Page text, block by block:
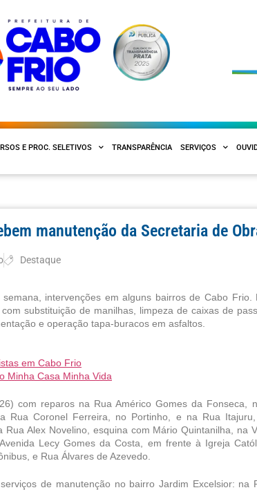
E PROC. SELETIVOS TRANSPARÊNCIA SERVIÇOS
manutenção da Secretaria de
Destaque
intervenções em alguns bairros de Cabo Frio.
substituição de manilhas, limpeza de caixas de
e operação tapa-buracos em asfaltos.
em Cabo Frio
Minha Casa Minha Vida
com reparos na Rua Américo Gomes da Fonseca,
Rua Coronel Ferreira, no Portinho, e na Rua
Rua Alex Novelino, esquina com Mário Quintanilha, na
Lecy Gomes da Costa, em frente à Igreja
e Rua Álvares de Azevedo.
de manutenção no bairro Jardim Excelsior: na